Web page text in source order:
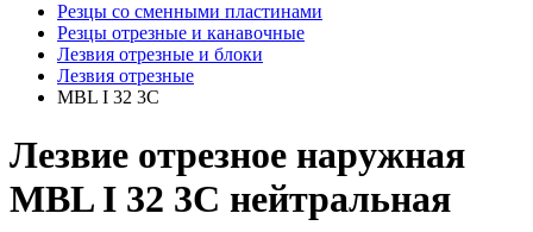
Резцы со сменными пластинами
Резцы отрезные и канавочные
Лезвия отрезные и блоки
Лезвия отрезные
MBL I 32 3C
Лезвие отрезное наружная
MBL I 32 3C нейтральная